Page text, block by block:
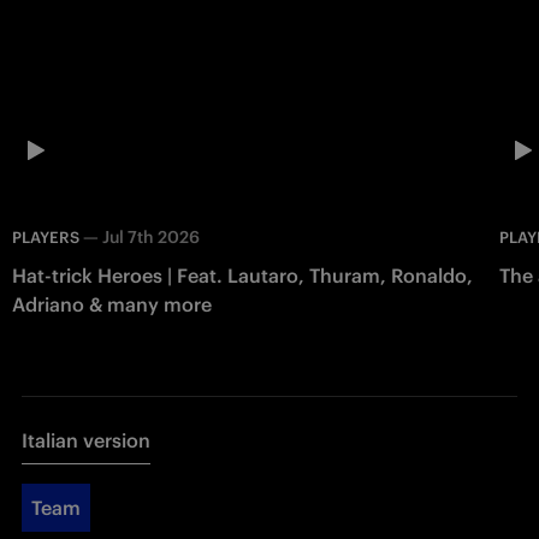
PLAYERS — Jul 7th 2026
Hat-trick Heroes | Feat. Lautaro, Thuram, Ronaldo,
Adriano & many more
Italian version
Team